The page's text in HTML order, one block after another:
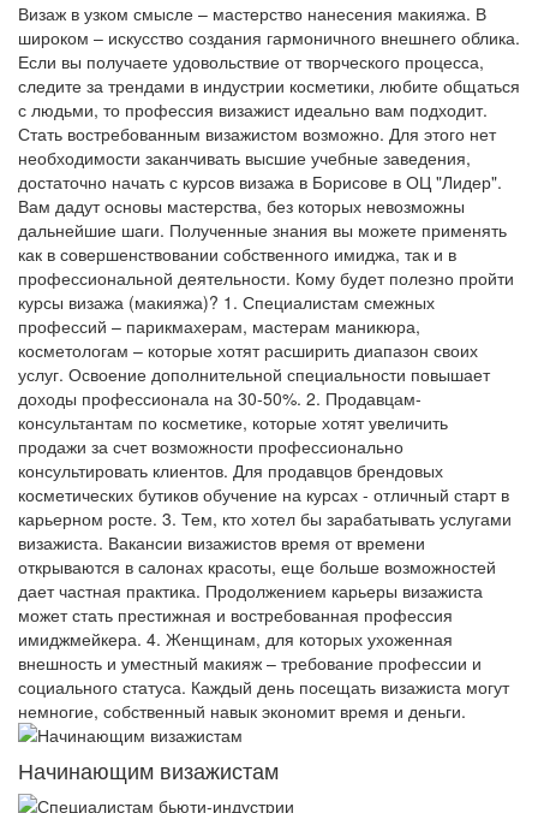
Визаж в узком смысле – мастерство нанесения макияжа. В
широком – искусство создания гармоничного внешнего облика.
Если вы получаете удовольствие от творческого процесса,
следите за трендами в индустрии косметики, любите общаться
с людьми, то профессия визажист идеально вам подходит.
Стать востребованным визажистом возможно. Для этого нет
необходимости заканчивать высшие учебные заведения,
достаточно начать с курсов визажа в Борисове в ОЦ "Лидер".
Вам дадут основы мастерства, без которых невозможны
дальнейшие шаги. Полученные знания вы можете применять
как в совершенствовании собственного имиджа, так и в
профессиональной деятельности. Кому будет полезно пройти
курсы визажа (макияжа)? 1. Специалистам смежных
профессий – парикмахерам, мастерам маникюра,
косметологам – которые хотят расширить диапазон своих
услуг. Освоение дополнительной специальности повышает
доходы профессионала на 30-50%. 2. Продавцам-
консультантам по косметике, которые хотят увеличить
продажи за счет возможности профессионально
консультировать клиентов. Для продавцов брендовых
косметических бутиков обучение на курсах - отличный старт в
карьерном росте. 3. Тем, кто хотел бы зарабатывать услугами
визажиста. Вакансии визажистов время от времени
открываются в салонах красоты, еще больше возможностей
дает частная практика. Продолжением карьеры визажиста
может стать престижная и востребованная профессия
имиджмейкера. 4. Женщинам, для которых ухоженная
внешность и уместный макияж – требование профессии и
социального статуса. Каждый день посещать визажиста могут
немногие, собственный навык экономит время и деньги.
Начинающим визажистам